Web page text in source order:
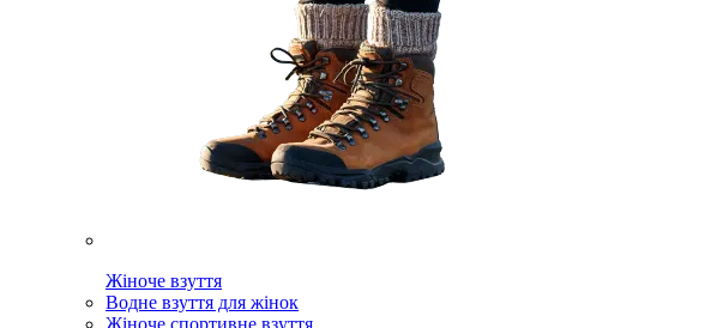
Жіноче взуття
Водне взуття для жінок
Жіноче спортивне взуття